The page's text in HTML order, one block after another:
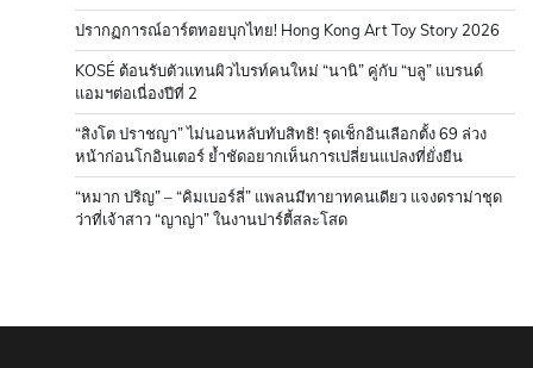
ปรากฏการณ์อาร์ตทอยบุกไทย! Hong Kong Art Toy Story 2026
KOSÉ ต้อนรับตัวแทนผิวไบรท์คนใหม่ “นานิ” คู่กับ “บลู” แบรนด์
แอมฯต่อเนื่องปีที่ 2
“สิงโต ปราชญา” ไม่นอนหลับทับสิทธิ! รุดเช็กอินเลือกตั้ง 69 ล่วง
หน้าก่อนโกอินเตอร์ ย้ำชัดอยากเห็นการเปลี่ยนแปลงที่ยั่งยืน
“หมาก ปริญ” – “คิมเบอร์ลี่” แพลนมีทายาทคนเดียว แจงดราม่าชุด
ว่าที่เจ้าสาว “ญาญ่า” ในงานปาร์ตี้สละโสด